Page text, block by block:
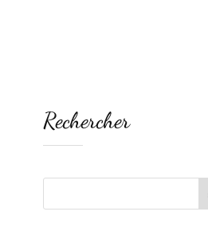
Rechercher